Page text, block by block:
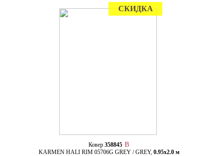
СКИДКА
Ковер 358845
KARMEN HALI RIM 05706G GREY / GREY, 0.95х2.0 м